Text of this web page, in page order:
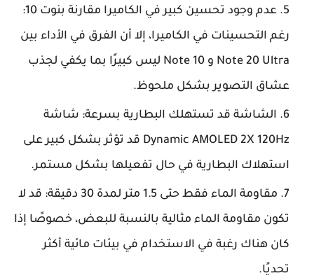
عدم وجود تحسين كبير في الكاميرا مقارنة بنوت 10:
رغم التحسينات في الكاميرا، إلا أن الفرق في الأداء بين
Note 20 Ultra و Note 10 ليس كبيرًا بما يكفي لجذب
عشاق التصوير بشكل ملحوظ.
الشاشة قد تستهلك البطارية بسرعة: شاشة
Dynamic AMOLED 2X 120Hz قد تؤثر بشكل كبير على
استهلاك البطارية في حال تفعيلها بشكل مستمر.
مقاومة الماء فقط حتى 1.5 متر لمدة 30 دقيقة: قد لا
تكون مقاومة الماء مثالية بالنسبة للبعض، خصوصًا إذا
كان هناك رغبة في الاستخدام في بيئات مائية أكثر
تحديًا.